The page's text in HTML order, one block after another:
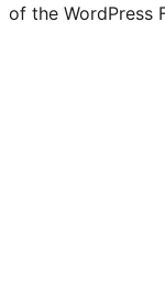
of the WordPress